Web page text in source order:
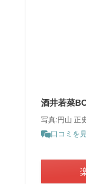
酒井若菜
写真:円山 正
口コミを